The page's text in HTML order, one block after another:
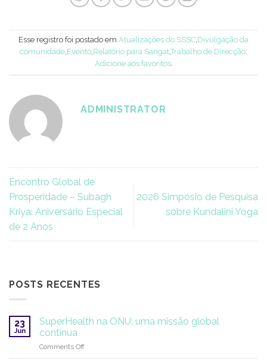
Esse registro foi postado em Atualizações do SSSC Divulgação da
comunidade Evento Relatório para SangatTrabalho de Direcção
Adicione aos favoritos.
ADMINISTRATOR
Encontro Global de
Prosperidade – Subagh
Kriya: Aniversário Especial
de 2 Anos
2026 Simpósio de Pesquisa
sobre Kundalini Yoga
POSTS RECENTES
23
Jun
SuperHealth na ONU: uma missão global
continua
Comments Offon